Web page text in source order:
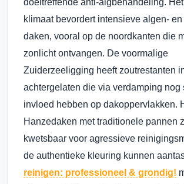
doeltreffende anti-algbehandeling.
klimaat bevordert intensieve algen-
daken, vooral op de noordkanten die
zonlicht ontvangen. De voormalige
Zuiderzeeligging heeft zoutrestanten
achtergelaten die via verdamping nog
invloed hebben op dakoppervlakken.
Hanzedaken met traditionele pannen
kwetsbaar voor agressieve
de authentieke kleuring kunnen
reinigen: professioneel & grondig!